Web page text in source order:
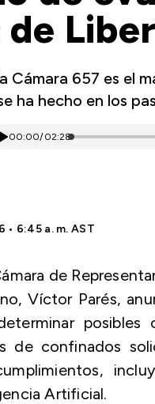
Cámara 657 es el
ha hecho en los
00:00/02:28
• 6:45 a. m. AST
de
Víctor Parés,
de confinados
Artificial.